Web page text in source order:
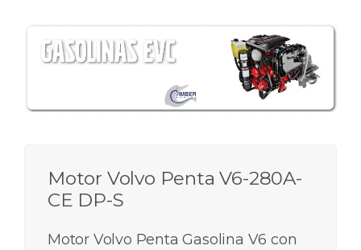
Motor Volvo Penta V6-280A-
CE DP-S
Motor Volvo Penta Gasolina V6 con